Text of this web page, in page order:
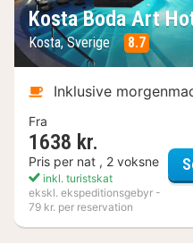
Kosta Boda Art
Kosta, Sverige 8.7
Inklusive
Fra
1638 kr.
Pris per nat , 2 voksne
inkl. turistskat
ekskl. ekspeditionsgebyr -
79 kr. per reservation